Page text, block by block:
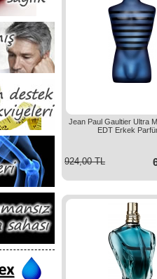
Jean Paul Gaultier Ultra
EDT Erkek
924,00 TL